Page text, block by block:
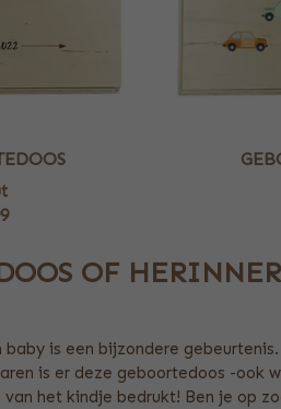
OF
baby is een bijzondere
is er deze geboortedoos -ook
het kindje bedrukt! Ben je op